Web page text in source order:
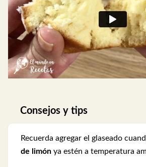
Consejos y tips
Recuerda agregar el glaseado
de limón ya estén a temperatura